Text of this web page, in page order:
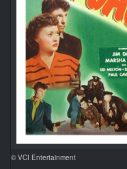
© VCI Entertainment